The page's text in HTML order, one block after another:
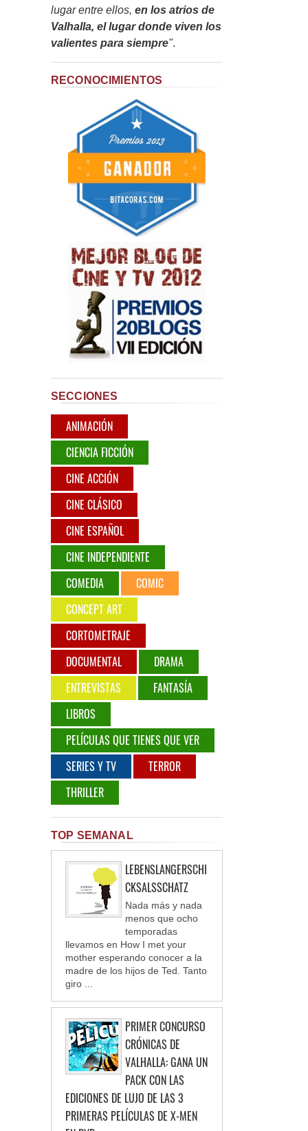
lugar entre ellos, en los atrios de
Valhalla, el lugar donde viven los
valientes para siempre".
RECONOCIMIENTOS
SECCIONES
ANIMACIÓN
CIENCIA FICCIÓN
CINE ACCIÓN
CINE CLÁSICO
CINE ESPAÑOL
CINE INDEPENDIENTE
COMEDIA
COMIC
CONCEPT ART
CORTOMETRAJE
DOCUMENTAL
DRAMA
ENTREVISTAS
FANTASÍA
LIBROS
PELÍCULAS QUE TIENES QUE VER
SERIES Y TV
TERROR
THRILLER
TOP SEMANAL
LEBENSLANGERSCHI
CKSALSSCHATZ
Nada más y nada
menos que ocho
temporadas
llevamos en How I met your
mother esperando conocer a la
madre de los hijos de Ted. Tanto
giro ...
PRIMER CONCURSO
CRÓNICAS DE
VALHALLA: GANA UN
PACK CON LAS
EDICIONES DE LUJO DE LAS 3
PRIMERAS PELÍCULAS DE X-MEN